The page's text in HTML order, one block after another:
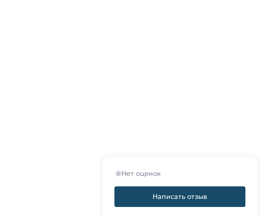
Нет оценок
Написать отзыв